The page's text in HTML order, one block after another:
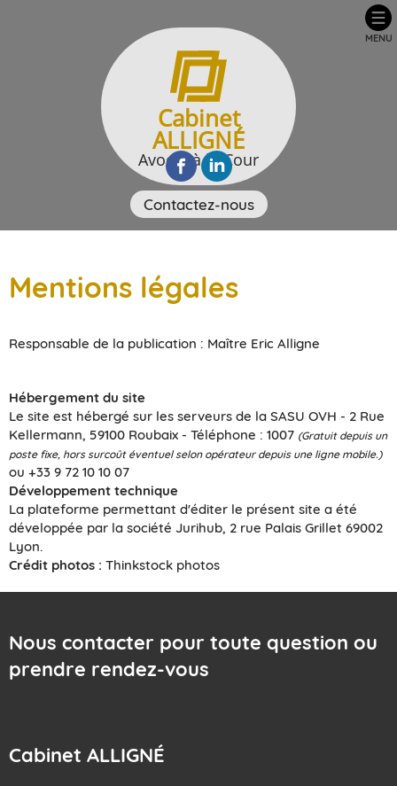
Cabinet
ALLIGNÉ
Avocat à la Cour
Contactez-nous
MENU
Mentions légales
Responsable de la publication : Maître Eric Alligne
Hébergement du site
Le site est hébergé sur les serveurs de la SASU OVH - 2 Rue
Kellermann, 59100 Roubaix - Téléphone : 1007 (Gratuit depuis un
poste fixe, hors surcoût éventuel selon opérateur depuis une ligne mobile.)
ou +33 9 72 10 10 07
Développement technique
La plateforme permettant d'éditer le présent site a été
développée par la société Jurihub, 2 rue Palais Grillet 69002
Lyon.
Crédit photos : Thinkstock photos
Nous contacter pour toute question ou
prendre rendez-vous
Cabinet ALLIGNÉ